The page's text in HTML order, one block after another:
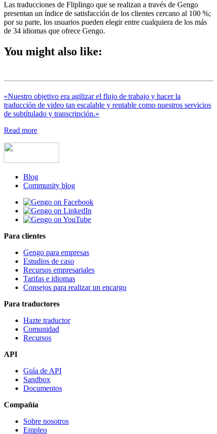
Las traducciones de Fliplingo que se realizan a través de Gengo
presentan un índice de satisfacción de los clientes cercano al 100 %;
por su parte, los usuarios pueden elegir entre cualquiera de los más
de 34 idiomas que ofrece Gengo.
You might also like:
«Nuestro objetivo era agilizar el flujo de trabajo y hacer la
traducción de video tan escalable y rentable como nuestros servicios
de subtítulado y transcripción.»
Read more
Blog
Community blog
Para clientes
Gengo para empresas
Estudios de caso
Recursos empresariales
Tarifas e idiomas
Consejos para realizar un encargo
Para traductores
Hazte traductor
Comunidad
Recursos
API
Guía de API
Sandbox
Documentos
Compañía
Sobre nosotros
Empleo